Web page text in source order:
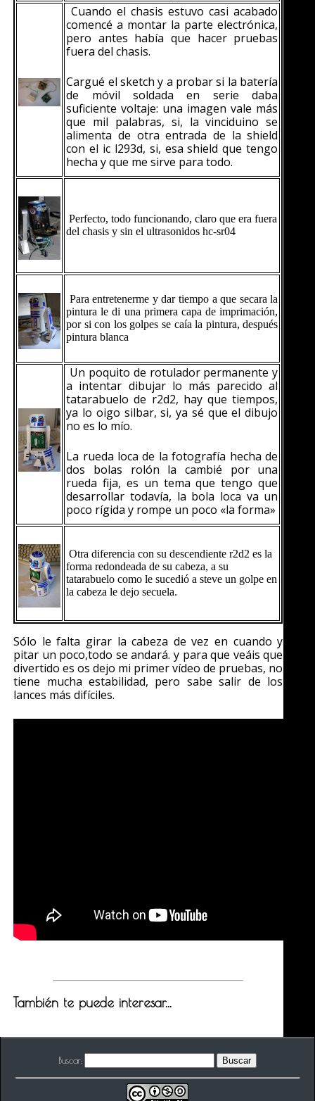
Cuando el chasis estuvo casi acabado
comencé a montar la parte electrónica,
pero antes había que hacer pruebas
fuera del chasis.
Cargué el sketch y a probar si la batería
de móvil soldada en serie daba
suficiente voltaje: una imagen vale más
que mil palabras, si, la vinciduino se
alimenta de otra entrada de la shield
con el ic l293d, si, esa shield que tengo
hecha y que me sirve para todo.
Perfecto, todo funcionando, claro que era fuera
del chasis y sin el ultrasonidos hc-sr04
Para entretenerme y dar tiempo a que secara la
pintura le di una primera capa de imprimación,
por si con los golpes se caía la pintura, después
pintura blanca
Un poquito de rotulador permanente y
a intentar dibujar lo más parecido al
tatarabuelo de r2d2, hay que tiempos,
ya lo oigo silbar, si, ya sé que el dibujo
no es lo mío.
La rueda loca de la fotografía hecha de
dos bolas rolón la cambié por una
rueda fija, es un tema que tengo que
desarrollar todavía, la bola loca va un
poco rígida y rompe un poco «la forma»
Otra diferencia con su descendiente r2d2 es la
forma redondeada de su cabeza, a su
tatarabuelo como le sucedió a steve un golpe en
la cabeza le dejo secuela.
Sólo le falta girar la cabeza de vez en cuando y
pitar un poco,todo se andará. y para que veáis que
divertido es os dejo mi primer vídeo de pruebas, no
tiene mucha estabilidad, pero sabe salir de los
lances más difíciles.
También te puede interesar...
Buscar: